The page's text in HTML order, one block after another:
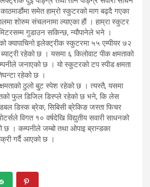
समेत हाम्रो स्कुटरको माग बढ्दै गएका
शाेरुम संचलनामा ल्याएका हाैं । हाम्रा स्कुटर
गुडाउन सकिन्छ, न्यौपानेले भने ।
क्यापाचिनो इलेक्ट्रीक स्कुटरमा ५५ एम्पीयर ७२
रहेको छ । यसमा ६ किलोवाट पीक क्षमताको
जनाएको छ । यो स्कुटरको टप स्पीड क्षमता
रहेको छ ।
क्षमताको ठुलो बु्ट स्पेश रहेको छ । त्यस्तै, यसमा
फुल डिजिल डिस्प्ले रहेको छ भने, कि लेस
डिस्क ब्रेक, सिबिसी ब्रेकिङ जस्ता फिचर
विगत १० वर्षदेखि विद्युतीय सवारी साधनको
छ । कम्पनीले जम्बो तथा ओपाइ ब्रान्डका
गर्दै आएको छ ।